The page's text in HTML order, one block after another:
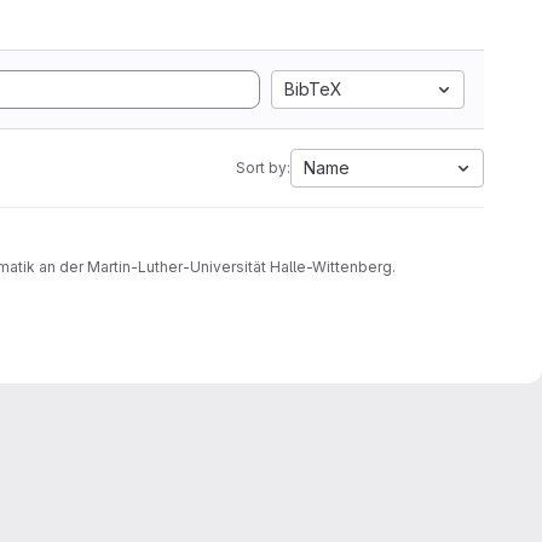
BibTeX
Sort by: Name
an der Martin-Luther-Universität Halle-Wittenberg.